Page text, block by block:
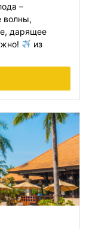
–
волны,
дарящее
из